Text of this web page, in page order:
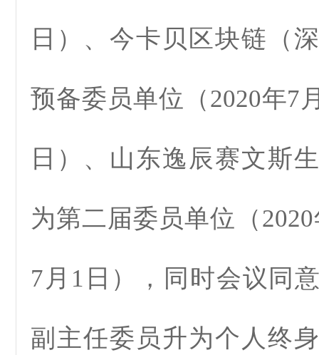
日）、今卡贝区块链（
预备委员单位（2020年7
日）、山东逸辰赛文斯
为第二届委员单位（
7月1日），同时会议同
副主任委员升为个人终